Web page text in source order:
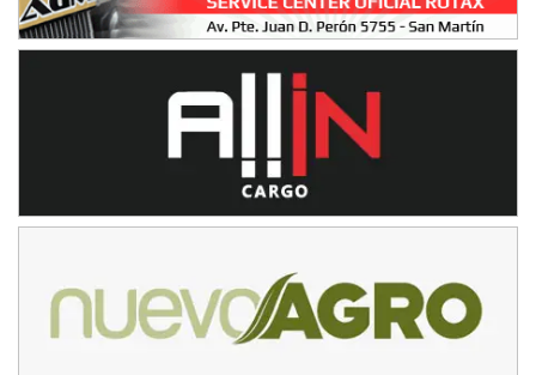
NORESTE SANTAFESINO - F6
SUR SANTAFESINO - F4
José Samuel Sánchez (Tierra)
TUCUMANO - F5